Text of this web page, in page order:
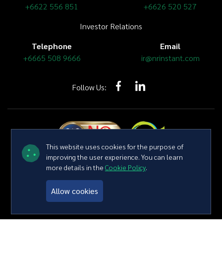
This website uses cookies for the purpose of
improving the user experience. You can learn
more details in theCookie Policy.
Allow cookies
+6622 556 851
+6626 520 527
Investor Relations
Telephone
+6665 508 9666
Email
ir@nrinstant.com
Follow Us:
Copyright © 2026 NR Instant Produce Public Company Limited All
right reserved
Terms and Conditions